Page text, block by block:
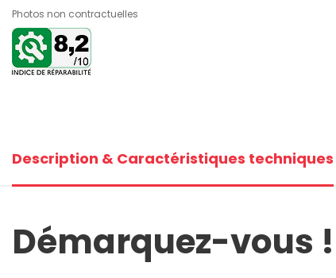
Photos non contractuelles
Description & Caractéristiques techniques
Démarquez-vous !